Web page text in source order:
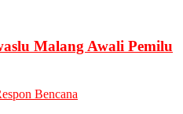
Malang Awali Pemilu